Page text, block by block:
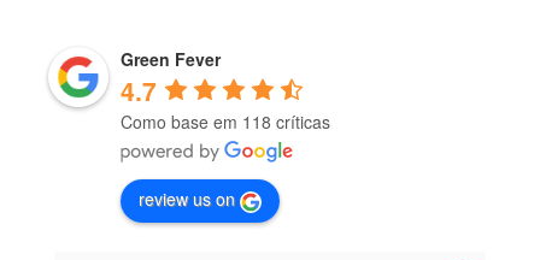
Green Fever
4.7
Como base em 118 críticas
review us on